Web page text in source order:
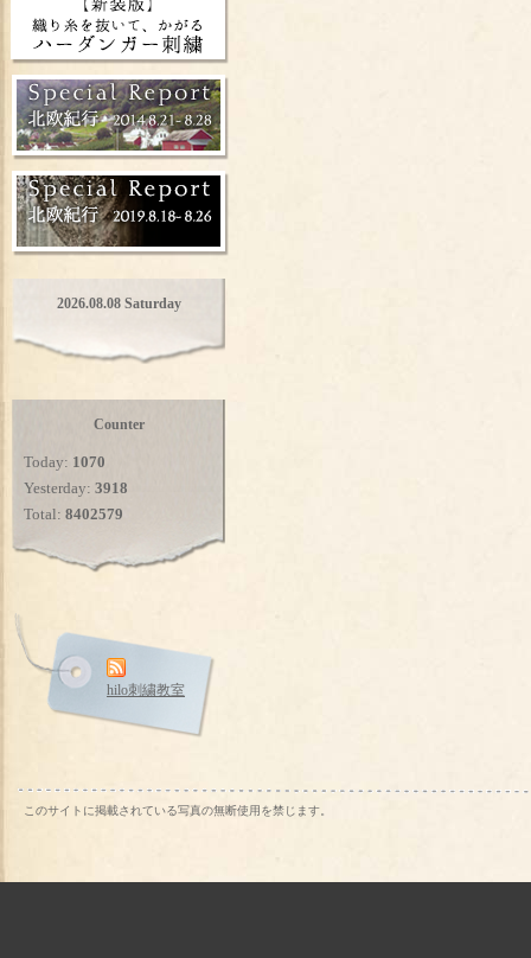
2026.08.08 Saturday
Counter
Today: 1070
Yesterday: 3918
Total: 8402579
hilo刺繍教室
このサイトに掲載されている写真の無断使用を禁じます。